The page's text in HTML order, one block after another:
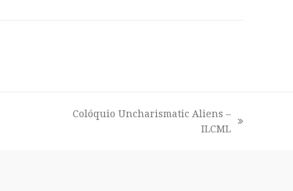
Colóquio Uncharismatic Aliens –
ILCML